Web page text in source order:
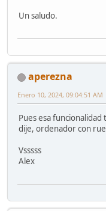
Un saludo.
aperezna
Enero 10, 2024, 09:04:51 AM
Pues esa
dije, ordenador con
Vsssss
Alex